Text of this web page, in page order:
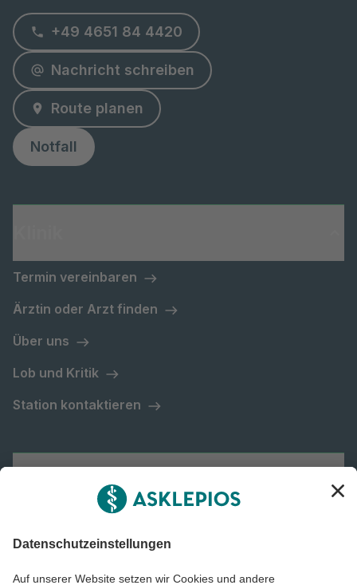
+49 4651 84 4420
Nachricht schreiben
Route planen
Notfall
Termin vereinbaren
Ärztin oder Arzt finden
Über uns
Lob und Kritik
Station kontaktieren
Asklepios Gruppe